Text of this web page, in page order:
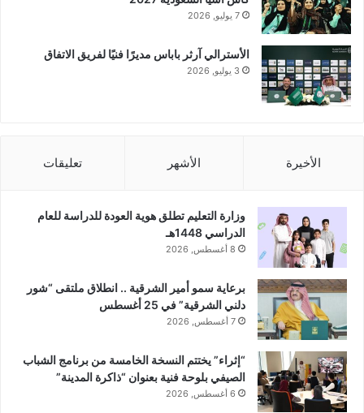
7 يوليو, 2026
الأسترالي آرثر باباس مديرًا فنيًا لفريق الاتفاق
3 يوليو, 2026
الأخيرة الأشهر تعليقات
وزارة التعليم تطلق هوية العودة للدراسة للعام
الدراسي 1448هـ
8 أغسطس, 2026
برعاية سمو أمير الشرقية .. انطلاق ملتقى “شور
دلني الشرقية” في 25 أغسطس
7 أغسطس, 2026
“إثراء” يختتم النسخة الخامسة من برنامج الشباب
الصيفي بلوحة فنية بعنوان “ذاكرة المدينة”
6 أغسطس, 2026